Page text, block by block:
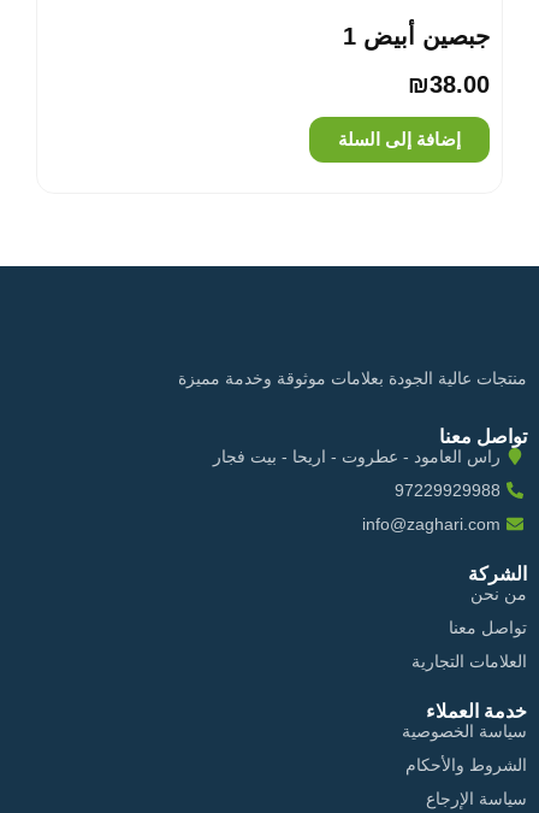
جبصين أبيض 1
₪38.00
إضافة إلى السلة
منتجات عالية الجودة بعلامات موثوقة وخدمة مميزة
تواصل معنا
راس العامود - عطروت - اريحا - بيت فجار
97229929988
info@zaghari.com
الشركة
من نحن
تواصل معنا
العلامات التجارية
خدمة العملاء
سياسة الخصوصية
الشروط والأحكام
سياسة الإرجاع